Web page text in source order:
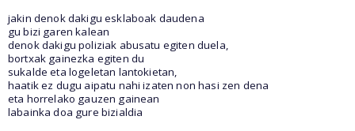
jakin denok dakigu esklaboak daudena
gu bizi garen kalean
denok dakigu poliziak abusatu egiten duela,
bortxak gainezka egiten du
sukalde eta logeletan lantokietan,
haatik ez dugu aipatu nahi izaten non hasi zen dena
eta horrelako gauzen gainean
labainka doa gure bizialdia